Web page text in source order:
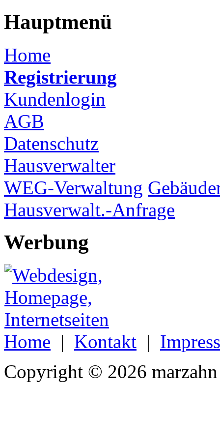
Hauptmenü
Home
Registrierung
Kundenlogin
AGB
Datenschutz
Hausverwalter
WEG-Verwaltung
Hausverwalt.-Anfrage
Werbung
Home | Kontakt |
Copyright © 2026